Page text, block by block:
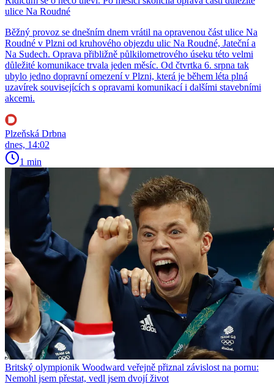
ulice Na Roudné
Běžný provoz se dnešním dnem vrátil na opravenou část ulice Na
Roudné v Plzni od kruhového objezdu ulic Na Roudné, Jateční a
Na Sudech. Oprava přibližně půlkilometrového úseku této velmi
důležité komunikace trvala jeden měsíc. Od čtvrtka 6. srpna tak
ubylo jedno dopravní omezení v Plzni, která je během léta plná
uzavírek souvisejících s opravami komunikací i dalšími stavebními
akcemi.
Plzeňská Drbna
dnes, 14:02
1 min
Britský olympionik Woodward veřejně přiznal závislost na pornu:
Nemohl jsem přestat, vedl jsem dvojí život